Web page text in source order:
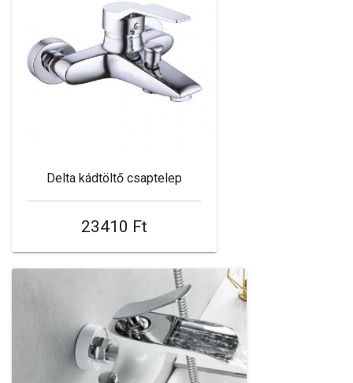
Delta kádtöltő csaptelep
23410 Ft